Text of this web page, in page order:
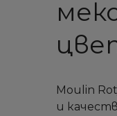
Moulin
и